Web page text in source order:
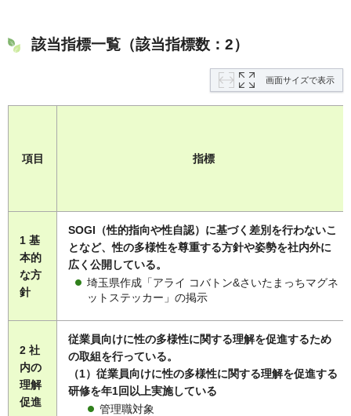
該当指標一覧（該当指標数：2）
画面サイズで表示
項目 指標
1 基
本的
な方
針
SOGI（性的指向や性自認）に基づく差別を行わないこ
となど、性の多様性を尊重する方針や姿勢を社内外に
広く公開している。
埼玉県作成「アライ コバトン&さいたまっちマグネ
ットステッカー」の掲示
2 社
内の
理解
促進
従業員向けに性の多様性に関する理解を促進するため
の取組を行っている。
（1）従業員向けに性の多様性に関する理解を促進する
研修を年1回以上実施している
管理職対象